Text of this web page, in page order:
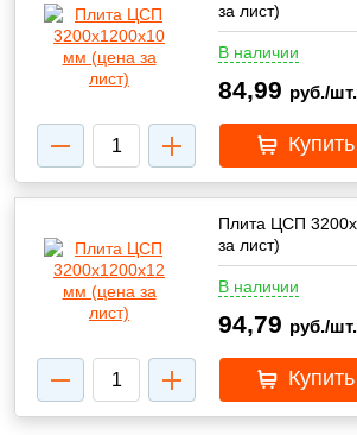
за лист)
В наличии
84,99 руб./шт.
Купить
Плита ЦСП
за лист)
В наличии
94,79 руб./шт.
Купить